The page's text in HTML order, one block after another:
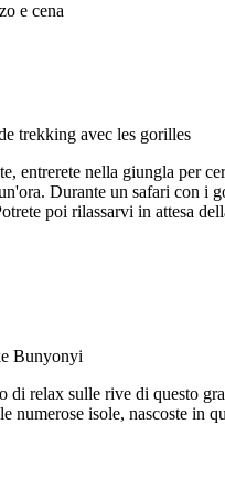
e cena
entrerete nella giungla per
Durante un safari con i
poi rilassarvi in attesa
relax sulle rive di questo
isole, nascoste in